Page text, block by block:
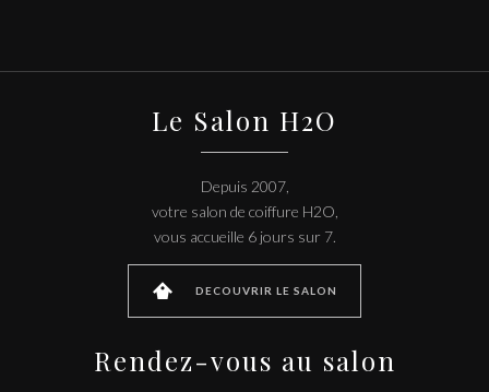
Le Salon H2O
Depuis 2007,
votre salon de coiffure H2O,
vous accueille 6 jours sur 7.
 DECOUVRIR LE SALON
Rendez-vous au salon